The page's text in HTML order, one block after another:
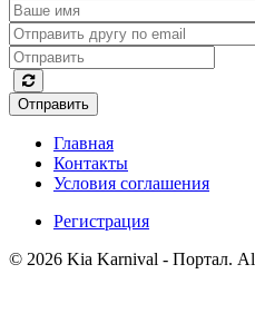
Отправить
Главная
Контакты
Условия соглашения
Регистрация
© 2026 Kia Karnival - Портал.